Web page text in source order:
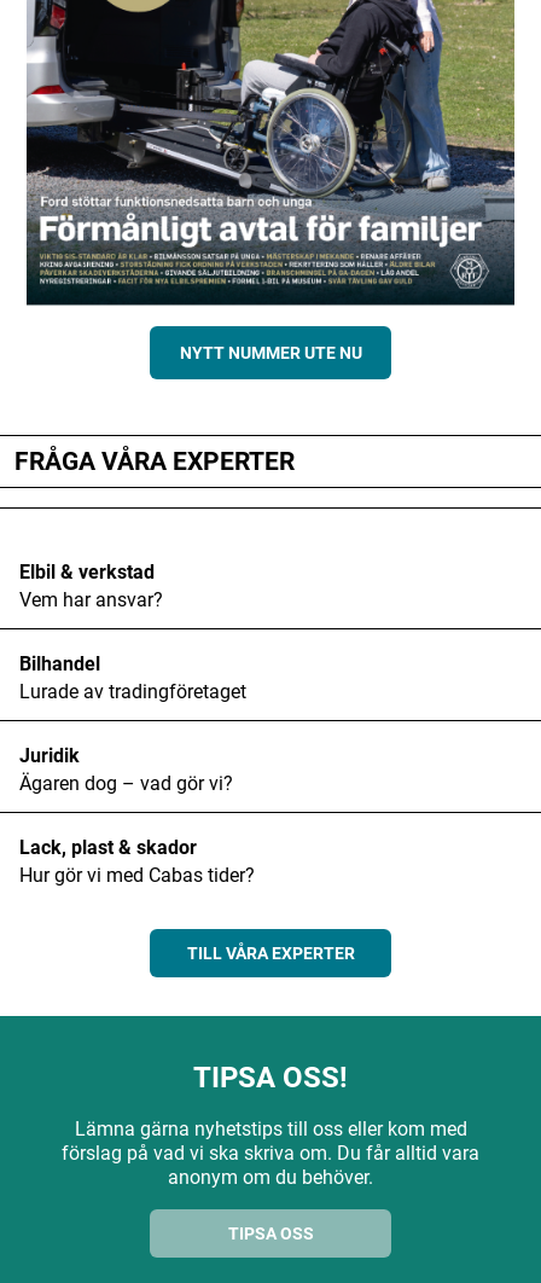
NYTT NUMMER UTE NU
FRÅGA VÅRA EXPERTER
Elbil & verkstad
Vem har ansvar?
Bilhandel
Lurade av tradingföretaget
Juridik
Ägaren dog – vad gör vi?
Lack, plast & skador
Hur gör vi med Cabas tider?
TILL VÅRA EXPERTER
TIPSA OSS!
Lämna gärna nyhetstips till oss eller kom med
förslag på vad vi ska skriva om. Du får alltid vara
anonym om du behöver.
TIPSA OSS